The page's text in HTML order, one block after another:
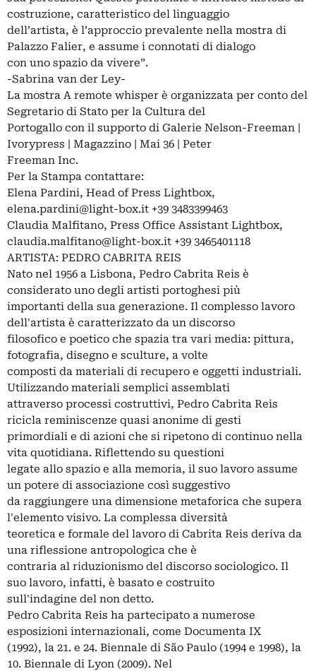
costruzione, caratteristico del linguaggio
dell’artista, è l’approccio prevalente nella mostra di
Palazzo Falier, e assume i connotati di dialogo
con uno spazio da vivere”.
-Sabrina van der Ley-
La mostra A remote whisper è organizzata per conto del
Segretario di Stato per la Cultura del
Portogallo con il supporto di Galerie Nelson-Freeman |
Ivorypress | Magazzino | Mai 36 | Peter
Freeman Inc.
Per la Stampa contattare:
Elena Pardini, Head of Press Lightbox,
elena.pardini@light-box.it +39 3483399463
Claudia Malfitano, Press Office Assistant Lightbox,
claudia.malfitano@light-box.it +39 3465401118
ARTISTA: PEDRO CABRITA REIS
Nato nel 1956 a Lisbona, Pedro Cabrita Reis è
considerato uno degli artisti portoghesi più
importanti della sua generazione. Il complesso lavoro
dell'artista è caratterizzato da un discorso
filosofico e poetico che spazia tra vari media: pittura,
fotografia, disegno e sculture, a volte
composti da materiali di recupero e oggetti industriali.
Utilizzando materiali semplici assemblati
attraverso processi costruttivi, Pedro Cabrita Reis
ricicla reminiscenze quasi anonime di gesti
primordiali e di azioni che si ripetono di continuo nella
vita quotidiana. Riflettendo su questioni
legate allo spazio e alla memoria, il suo lavoro assume
un potere di associazione così suggestivo
da raggiungere una dimensione metaforica che supera
l'elemento visivo. La complessa diversità
teoretica e formale del lavoro di Cabrita Reis deriva da
una riflessione antropologica che è
contraria al riduzionismo del discorso sociologico. Il
suo lavoro, infatti, è basato e costruito
sull'indagine del non detto.
Pedro Cabrita Reis ha partecipato a numerose
esposizioni internazionali, come Documenta IX
(1992), la 21. e 24. Biennale di São Paulo (1994 e 1998), la
10. Biennale di Lyon (2009). Nel